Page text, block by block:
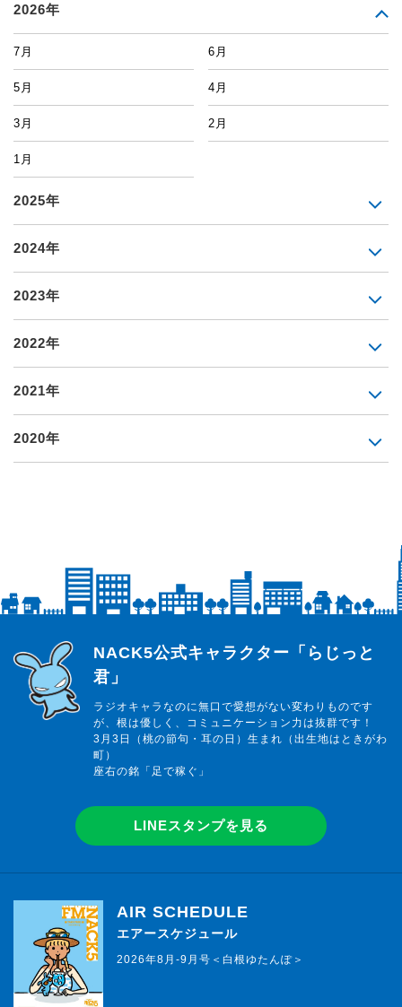
2026年
7月 6月
5月 4月
3月 2月
1月
2025年
2024年
2023年
2022年
2021年
2020年
らじっと君
NACK5公式キャラクター「らじっと
君」
ラジオキャラなのに無口で愛想がない変わりものです
が、根は優しく、コミュニケーション力は抜群です！
3月3日（桃の節句・耳の日）生まれ（出生地はときがわ
町）
座右の銘「足で稼ぐ」
LINEスタンプを見る
AIR SCHEDULE
エアースケジュール
2026年8月-9月号＜白根ゆたんぽ＞